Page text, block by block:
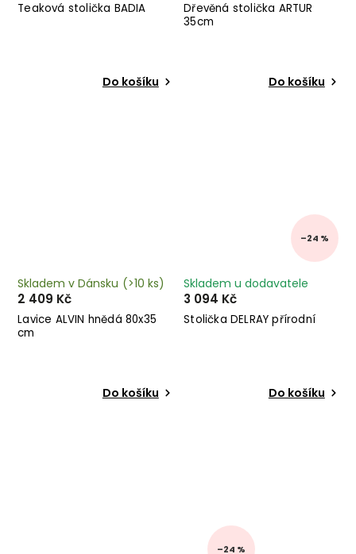
Teaková stolička BADIA
Do košíku
Dřevěná stolička ARTUR
35cm
Do košíku
Lavice ALVIN hnědá 80x35
cm
Skladem v Dánsku (>10 ks)
2 409 Kč
Do košíku
–24 %
Stolička DELRAY přírodní
Skladem u dodavatele
3 094 Kč
Do košíku
–24 %